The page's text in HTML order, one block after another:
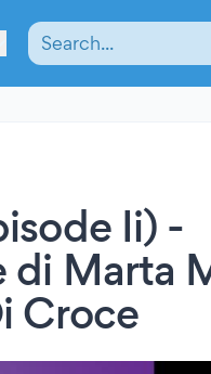
Ii) -
di Marta
Croce